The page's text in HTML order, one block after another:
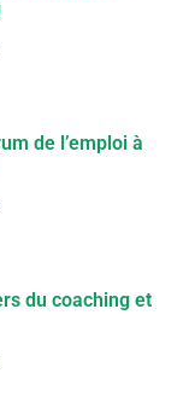
de l’emploi à
du coaching et